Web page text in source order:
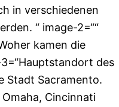
in verschiedenen
“ image-2=““
kamen die
des
Stadt Sacramento.
Cincinnati